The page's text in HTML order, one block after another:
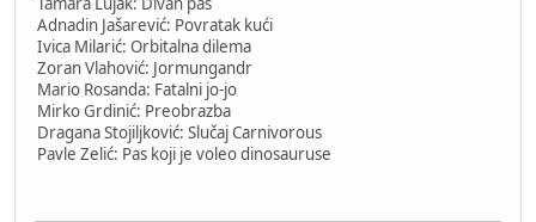
Adnadin Jašarević: Povratak kući
Ivica Milarić: Orbitalna dilema
Zoran Vlahović: Jormungandr
Mario Rosanda: Fatalni jo-jo
Mirko Grdinić: Preobrazba
Dragana Stojiljković: Slučaj Carnivorous
Pavle Zelić: Pas koji je voleo dinosauruse